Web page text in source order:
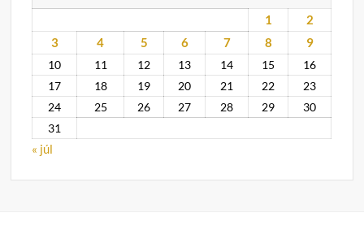
1
2
3
4 5 6 7 8 9
10 11 12 13 14 15
16
17
18 19 20 21 22
23
24
25 26 27 28 29
30
31
« júl